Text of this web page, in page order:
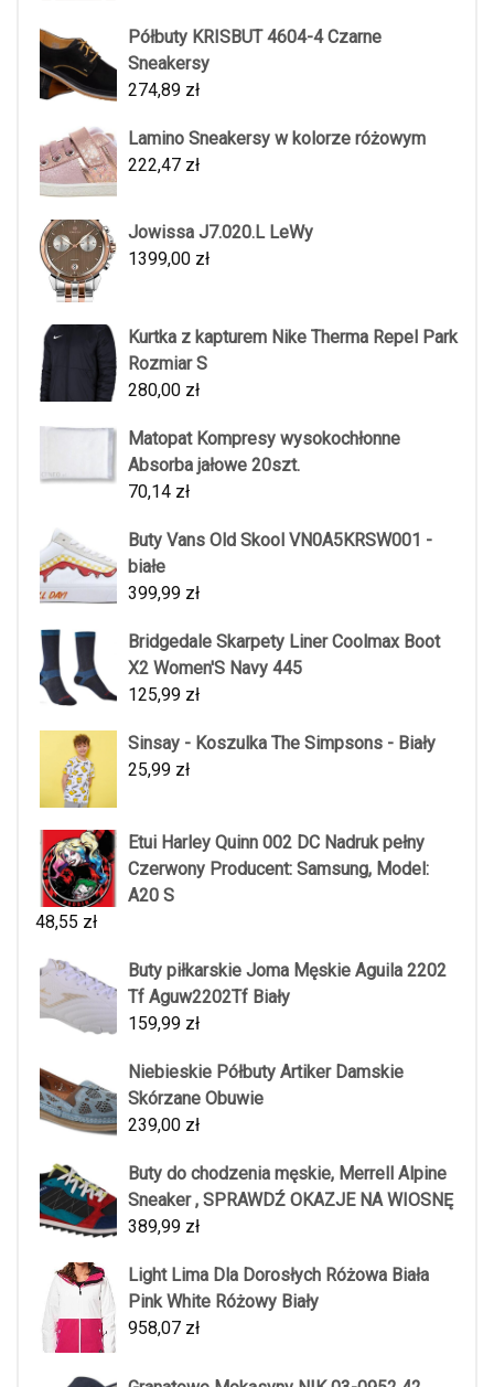
Półbuty KRISBUT 4604-4 Czarne
Sneakersy
274,89 zł
Lamino Sneakersy w kolorze różowym
222,47 zł
Jowissa J7.020.L LeWy
1399,00 zł
Kurtka z kapturem Nike Therma Repel Park
Rozmiar S
280,00 zł
Matopat Kompresy wysokochłonne
Absorba jałowe 20szt.
70,14 zł
Buty Vans Old Skool VN0A5KRSW001 -
białe
399,99 zł
Bridgedale Skarpety Liner Coolmax Boot
X2 Women'S Navy 445
125,99 zł
Sinsay - Koszulka The Simpsons - Biały
25,99 zł
Etui Harley Quinn 002 DC Nadruk pełny
Czerwony Producent: Samsung, Model:
A20 S
48,55 zł
Buty piłkarskie Joma Męskie Aguila 2202
Tf Aguw2202Tf Biały
159,99 zł
Niebieskie Półbuty Artiker Damskie
Skórzane Obuwie
239,00 zł
Buty do chodzenia męskie, Merrell Alpine
Sneaker , SPRAWDŹ OKAZJE NA WIOSNĘ
389,99 zł
Light Lima Dla Dorosłych Różowa Biała
Pink White Różowy Biały
958,07 zł